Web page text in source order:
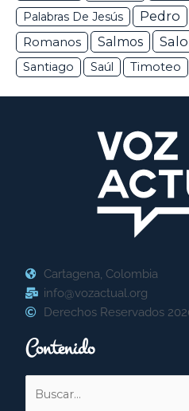
Palabras De Jesús Pedro
Romanos Salmos
Santiago
Saúl Timoteo
Cartagena, Colombia
info@vozactual.org
Derechos Reservados
Contenido
por: